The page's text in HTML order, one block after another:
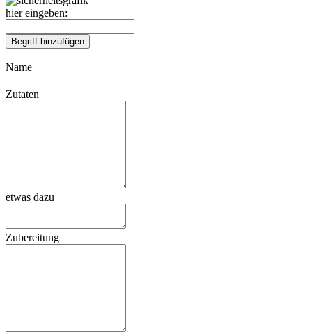
hier eingeben:
Name
Zutaten
etwas dazu
Zubereitung